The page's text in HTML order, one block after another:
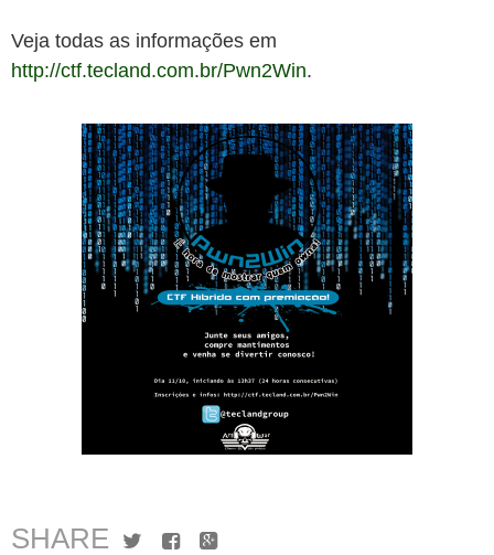
Veja todas as informações em
http://ctf.tecland.com.br/Pwn2Win.
SHARE TwitterFacebook
Google+